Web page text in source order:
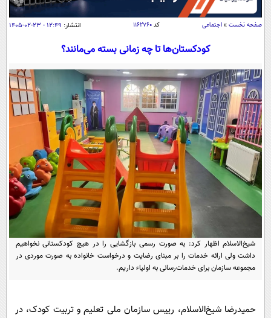
اقتصاد
اقتصادی
جامعه
حوادث
سلامت
یک برش دانایی
محیط زیست
سفر و تفریح
بین الملل
سیاست خارجی
فرهنگ و هنر
علم و دانش
فناوری و It
علمی
اخبار کریپتو
قرآن
گوناگون
سرگرمی
باشگاه مغز
مجله تصویری سلاح
فیلم
اقتصاد
ورزش
سیاست
عصر ایران 2
خواندنی ها و دیدنی ها
داستان کوتاه
پیامک
آموزش زبان
صفحه نخست » اجتماعی کد۱۱۶۲۷۶۰ انتشار: ۱۲:۴۹ - ۲۳-۰۲-۱۴۰۵
کودکستان‌ها تا چه زمانی بسته می‌مانند؟
شیخ‌الاسلام اظهار کرد: به صورت رسمی بازگشایی را در هیچ کودکستانی نخواهیم
داشت ولی ارائه خدمات را بر مبنای رضایت و درخواست خانواده به صورت موردی در
مجموعه سازمان برای خدمات‌رسانی به اولیاء داریم.
حمیدرضا شیخ‌الاسلام، رییس سازمان ملی تعلیم و تربیت کودک، در